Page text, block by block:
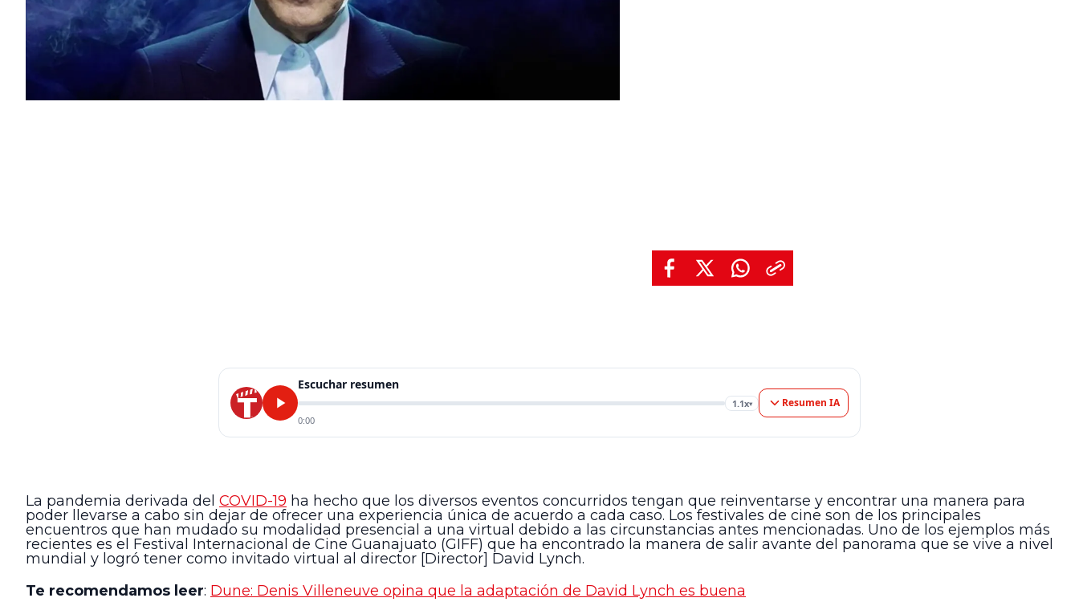
Escuchar resumen
1.1x▾
0:00
Resumen IA
La pandemia derivada del COVID-19 ha hecho que los diversos eventos concurridos tengan que reinventarse y encontrar una manera para
poder llevarse a cabo sin dejar de ofrecer una experiencia única de acuerdo a cada caso. Los festivales de cine son de los principales
encuentros que han mudado su modalidad presencial a una virtual debido a las circunstancias antes mencionadas. Uno de los ejemplos más
recientes es el Festival Internacional de Cine Guanajuato (GIFF) que ha encontrado la manera de salir avante del panorama que se vive a nivel
mundial y logró tener como invitado virtual al director [Director] David Lynch.
Te recomendamos leer: Dune: Denis Villeneuve opina que la adaptación de David Lynch es buena